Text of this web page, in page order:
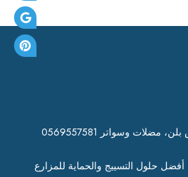
وسواتر 0569557581
حلول التسييج والحماية للمزارع